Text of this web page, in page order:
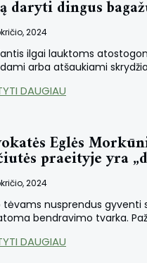
daryti dingus
2024
ilgai lauktoms
arba atšaukiami
DAUGIAU
Eglės
praeityje yra
2024
tėvams nusprendus
bendravimo tvarka.
DAUGIAU